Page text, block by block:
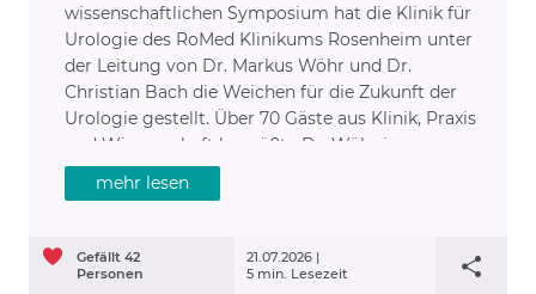
wissenschaftlichen Symposium hat die Klinik für
Urologie des RoMed Klinikums Rosenheim unter
der Leitung von Dr. Markus Wöhr und Dr.
Christian Bach die Weichen für die Zukunft der
Urologie gestellt. Über 70 Gäste aus Klinik, Praxis
und Wissenschaft begrüßte Dr. Wöhr im
Bildungs- und Pfarrzentrum St. Nikolaus „Mit der
Verschiebung der Altersstruktur steht auch die
Ökonomie und Hightech-Medizin. Aktuelle
Themen wie die kommende Gesundheitsreform,
mehr lesen
21.07.2026 |
5 min. Lesezeit
Gefällt 42
Personen